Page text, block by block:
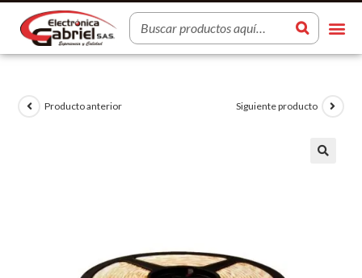
Producto anterior Siguiente producto